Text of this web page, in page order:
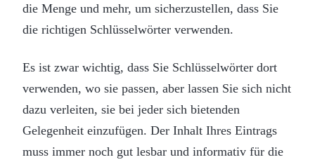
die Menge und mehr, um sicherzustellen, dass Sie
die richtigen Schlüsselwörter verwenden.
Es ist zwar wichtig, dass Sie Schlüsselwörter dort
verwenden, wo sie passen, aber lassen Sie sich nicht
dazu verleiten, sie bei jeder sich bietenden
Gelegenheit einzufügen. Der Inhalt Ihres Eintrags
muss immer noch gut lesbar und informativ für die